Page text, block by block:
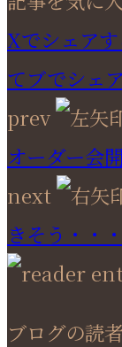
Xでシェアす
てブでシェ
prev
オーダー会
next
きそう・・・
ブログの読